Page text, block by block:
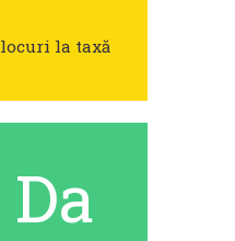
locuri la taxă
Da